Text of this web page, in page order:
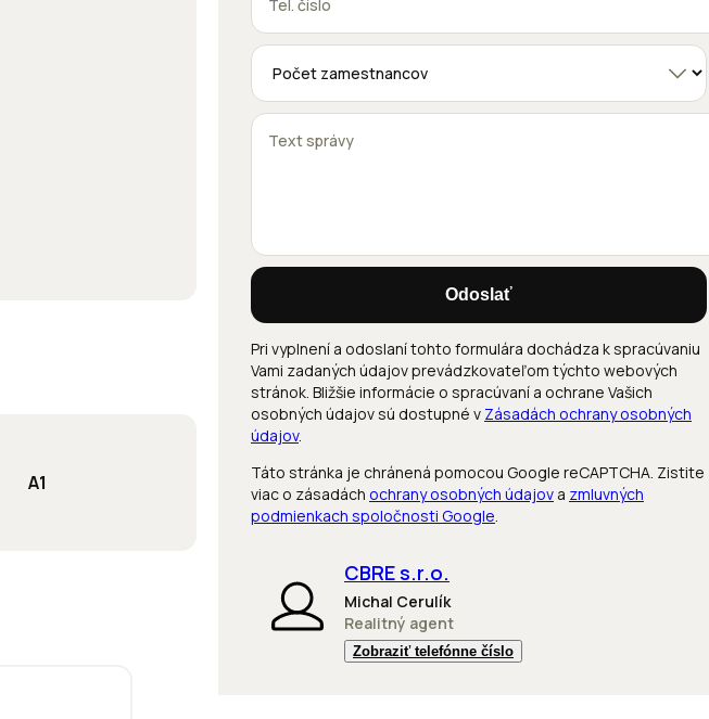
A1
Odoslať
Pri vyplnení a odoslaní tohto formulára dochádza k spracúvaniu
Vami zadaných údajov prevádzkovateľom týchto webových
stránok. Bližšie informácie o spracúvaní a ochrane Vašich
osobných údajov sú dostupné v Zásadách ochrany osobných
údajov.
Táto stránka je chránená pomocou Google reCAPTCHA. Zistite
viac o zásadách ochrany osobných údajov a zmluvných
podmienkach spoločnosti Google.
CBRE s.r.o.
Michal Cerulík
Realitný agent
Zobraziť telefónne číslo